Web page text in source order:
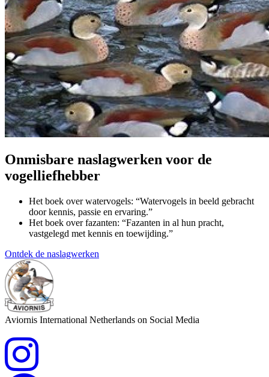
Onmisbare naslagwerken voor de
vogelliefhebber
Het boek over watervogels: “Watervogels in beeld gebracht
door kennis, passie en ervaring.”
Het boek over fazanten: “Fazanten in al hun pracht,
vastgelegd met kennis en toewijding.”
Ontdek de naslagwerken
Aviornis International Netherlands on Social Media